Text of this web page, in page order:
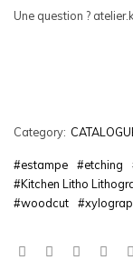
Une question ?
Category:
#estampe #etching
#Kitchen Litho
#woodcut